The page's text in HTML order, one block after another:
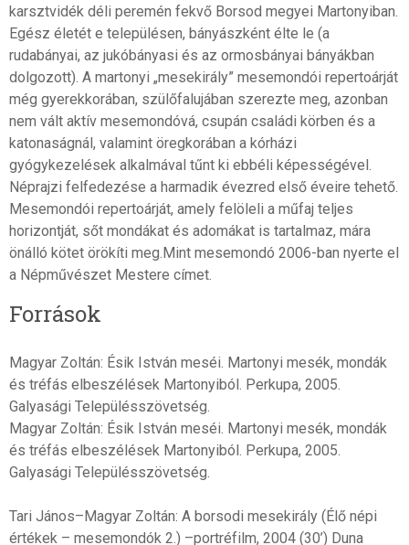
karsztvidék déli peremén fekvő Borsod megyei Martonyiban.
Egész életét e településen, bányászként élte le (a
rudabányai, az jukóbányasi és az ormosbányai bányákban
dolgozott). A martonyi „mesekirály” mesemondói repertoárját
még gyerekkorában, szülőfalujában szerezte meg, azonban
nem vált aktív mesemondóvá, csupán családi körben és a
katonaságnál, valamint öregkorában a kórházi
gyógykezelések alkalmával tűnt ki ebbéli képességével.
Néprajzi felfedezése a harmadik évezred első éveire tehető.
Mesemondói repertoárját, amely felöleli a műfaj teljes
horizontját, sőt mondákat és adomákat is tartalmaz, mára
önálló kötet örökíti meg.Mint mesemondó 2006-ban nyerte el
a Népművészet Mestere címet.
Források
Magyar Zoltán: Ésik István meséi. Martonyi mesék, mondák
és tréfás elbeszélések Martonyiból. Perkupa, 2005.
Galyasági Településszövetség.
Magyar Zoltán: Ésik István meséi. Martonyi mesék, mondák
és tréfás elbeszélések Martonyiból. Perkupa, 2005.
Galyasági Településszövetség.
Tari János–Magyar Zoltán: A borsodi mesekirály (Élő népi
értékek – mesemondók 2.) –portréfilm, 2004 (30’) Duna